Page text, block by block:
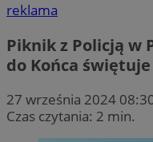
reklama
Piknik z Policją w
do Końca
27 września 2024
Czas czytania: 2 min.